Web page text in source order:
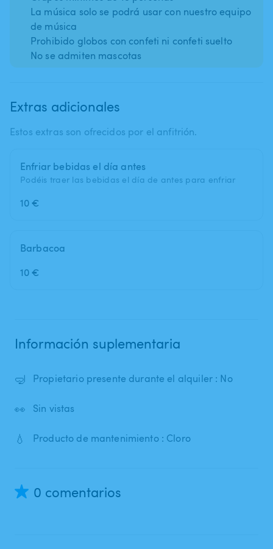
La música solo se podrá usar con nuestro equipo
de música
Prohibido globos con confeti ni confeti suelto
No se admiten mascotas
Extras adicionales
Estos extras son ofrecidos por el anfitrión.
Enfriar bebidas el día antes
Podéis traer las bebidas el día de antes para enfriar
10 €
Barbacoa
10 €
Información suplementaria
🤿 Propietario presente durante el alquiler : No
👀 Sin vistas
💧 Producto de mantenimiento : Cloro
0 comentarios